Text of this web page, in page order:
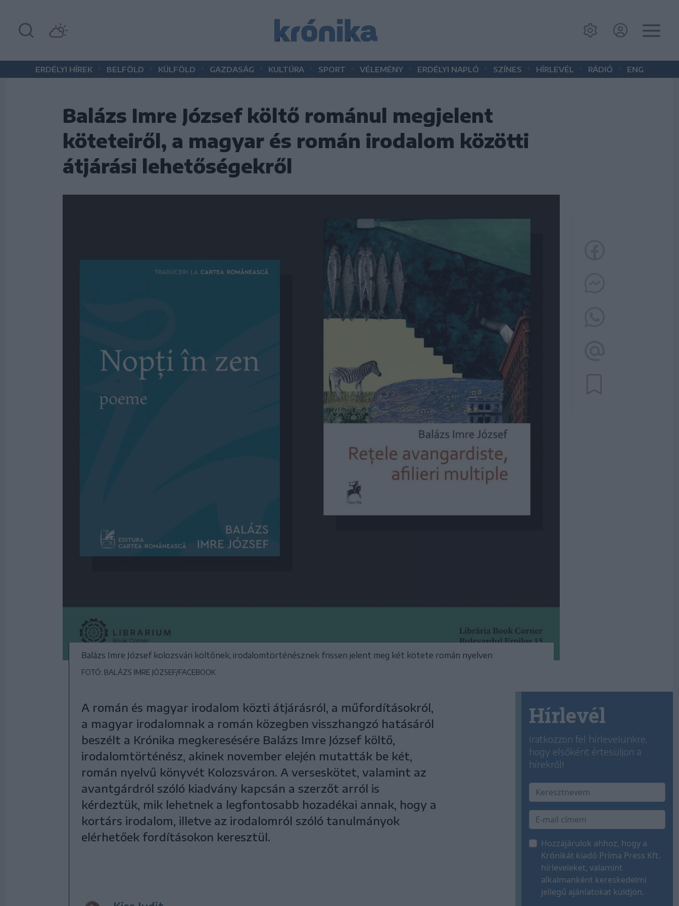
ERDÉLYI HÍREK BELFÖLD KÜLFÖLD GAZDASÁG KULTÚRA SPORT VÉLEMÉNY ERDÉLYI NAPLÓ SZÍNES HÍRLEVÉL RÁDIÓ ENG
Balázs Imre József költő románul megjelent
köteteiről, a magyar és román irodalom közötti
átjárási lehetőségekről
Balázs Imre József kolozsvári költőnek, irodalomtörténésznek frissen jelent meg két kötete román nyelven
FOTÓ: BALÁZS IMRE JÓZSEF/FACEBOOK
A román és magyar irodalom közti átjárásról, a műfordításokról,
a magyar irodalomnak a román közegben visszhangzó hatásáról
beszélt a Krónika megkeresésére Balázs Imre József költő,
irodalomtörténész, akinek november elején mutatták be két,
román nyelvű könyvét Kolozsváron. A verseskötet, valamint az
avantgárdról szóló kiadvány kapcsán a szerzőt arról is
kérdeztük, mik lehetnek a legfontosabb hozadékai annak, hogy a
kortárs irodalom, illetve az irodalomról szóló tanulmányok
elérhetőek fordításokon keresztül.
Hírlevél
Iratkozzon fel hírlevelünkre,
hogy elsőként értesüljön a
hírekről!
Hozzájárulok ahhoz, hogy a
Krónikát kiadó Príma Press Kft.
hírleveleket, valamint
alkalmanként kereskedelmi
jellegű ajánlatokat küldjön.